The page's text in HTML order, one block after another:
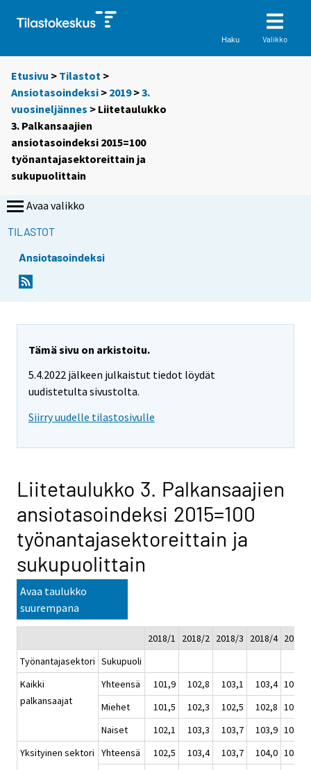
Haku Valikko
Etusivu > Tilastot >
Ansiotasoindeksi > 2019>3.
vuosineljännes > Liitetaulukko
3. Palkansaajien
ansiotasoindeksi 2015=100
työnantajasektoreittain ja
sukupuolittain
Avaa valikko
TILASTOT
Ansiotasoindeksi
Tämä sivu on arkistoitu.
5.4.2022 jälkeen julkaistut tiedot löydät
uudistetulta sivustolta.
Siirry uudelle tilastosivulle
Liitetaulukko 3. Palkansaajien
ansiotasoindeksi 2015=100
työnantajasektoreittain ja
sukupuolittain
Avaa taulukko
suurempana
2018/1 2018/2 2018/3 2018/4 2018
Työnantajasektori Sukupuoli
Kaikki
palkansaajat
Yhteensä 101,9 102,8 103,1 103,4 102,8
Miehet
101,5 102,3 102,5 102,8 102,3
Naiset
102,1 103,3 103,7 103,9 103,2
Yksityinen sektori
Yhteensä 102,5 103,4 103,7 104,0 103,4